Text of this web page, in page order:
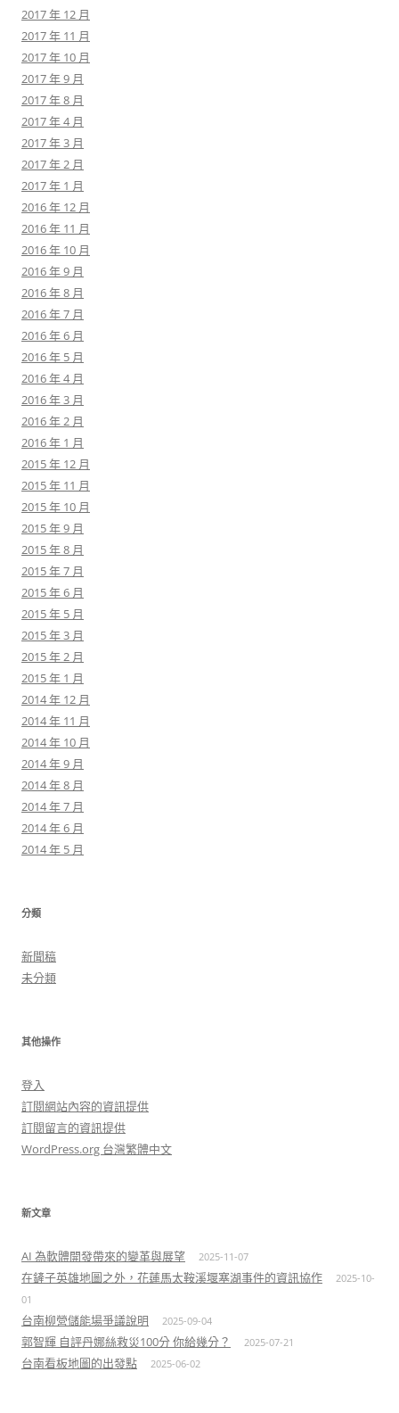
2017 年 12 月
2017 年 11 月
2017 年 10 月
2017 年 9 月
2017 年 8 月
2017 年 4 月
2017 年 3 月
2017 年 2 月
2017 年 1 月
2016 年 12 月
2016 年 11 月
2016 年 10 月
2016 年 9 月
2016 年 8 月
2016 年 7 月
2016 年 6 月
2016 年 5 月
2016 年 4 月
2016 年 3 月
2016 年 2 月
2016 年 1 月
2015 年 12 月
2015 年 11 月
2015 年 10 月
2015 年 9 月
2015 年 8 月
2015 年 7 月
2015 年 6 月
2015 年 5 月
2015 年 3 月
2015 年 2 月
2015 年 1 月
2014 年 12 月
2014 年 11 月
2014 年 10 月
2014 年 9 月
2014 年 8 月
2014 年 7 月
2014 年 6 月
2014 年 5 月
分類
新聞稿
未分類
其他操作
登入
訂閱網站內容的資訊提供
訂閱留言的資訊提供
WordPress.org 台灣繁體中文
新文章
AI 為軟體開發帶來的變革與展望 2025-11-07
在鏟子英雄地圖之外，花蓮馬太鞍溪堰塞湖事件的資訊協作
2025-10-
01
台南柳營儲能場爭議說明 2025-09-04
郭智輝 自評丹娜絲救災100分 你給幾分？ 2025-07-21
台南看板地圖的出發點 2025-06-02